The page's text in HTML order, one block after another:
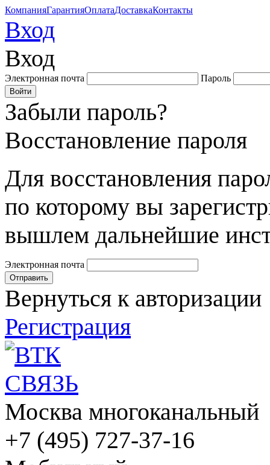
КомпанияГарантияОплатаДоставкаКонтакты
Вход
Вход
Электронная почта Пароль
Забыли пароль?
Восстановление пароля
Для восстановления
по которому вы
вышлем дальнейшие
Электронная почта
Вернуться к авторизации
Регистрация
Москва многоканальный
+7 (495) 727-37-16